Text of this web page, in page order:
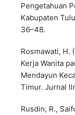
Pengetahuan
Kabupaten
36–48.
Rosmawati, H.
Kerja Wanita
Mendayun
Timur. Jurnal
Rusdin, R.,